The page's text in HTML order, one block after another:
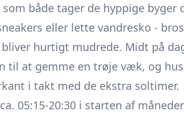
som både tager de hyppige byger
eller lette vandresko -
hurtigt mudrede. Midt på
til at gemme en trøje væk, og
i takt med de ekstra soltimer.
05:15-20:30 i starten af